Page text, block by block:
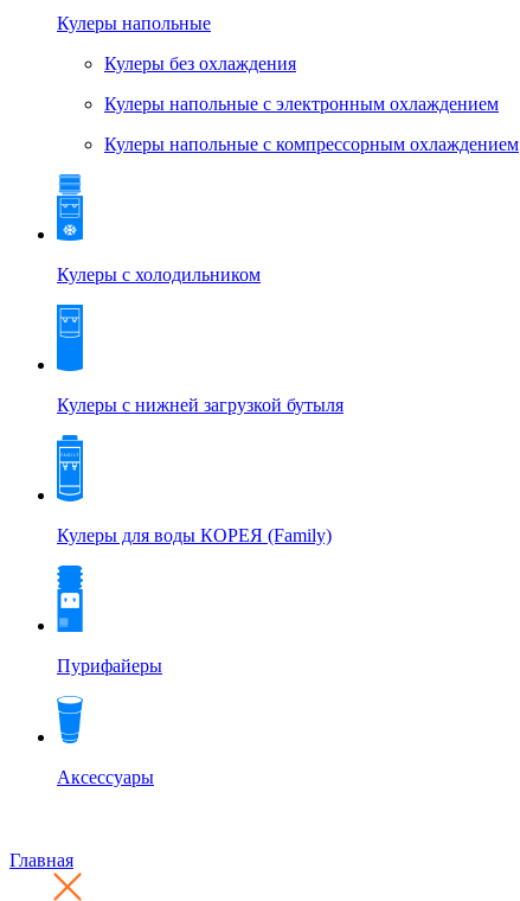
Кулеры напольные
Кулеры без охлаждения
Кулеры напольные с электронным охлаждением
Кулеры напольные с компрессорным охлаждением
Кулеры с холодильником
Кулеры с нижней загрузкой бутыля
Кулеры для воды КОРЕЯ (Family)
Пурифайеры
Аксессуары
Главная